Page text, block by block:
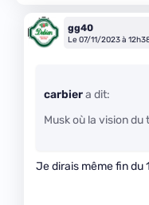
gg40
Le 07/11/2023 à
carbiera dit:
Musk où la vision du
Je dirais même fin du